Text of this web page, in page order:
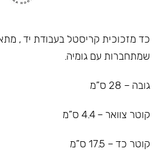
כד מזכוכית קריסטל בעבודת יד ,
שמתחברות עם גומיה.
גובה – 28 ס”מ
קוטר צוואר – 4.4 ס”מ
קוטר כד – 17.5 ס”מ